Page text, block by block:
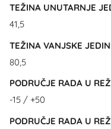
TEŽINA UNUTARNJE
41,5
TEŽINA VANJSKE
80,5
PODRUČJE RADA U
-15 / +50
PODRUČJE RADA U